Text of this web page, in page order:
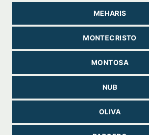
MEHARIS
MONTECRISTO
MONTOSA
NUB
OLIVA